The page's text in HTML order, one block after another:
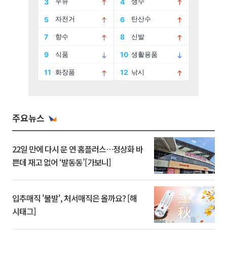
주요뉴스
22일 만에 다시 문 연 홈플러스…정상화 바
쁜데 재고 없어 ‘발동동’[가보니]
입추매직 '불발', 처서매직은 올까요? [해
시태그]